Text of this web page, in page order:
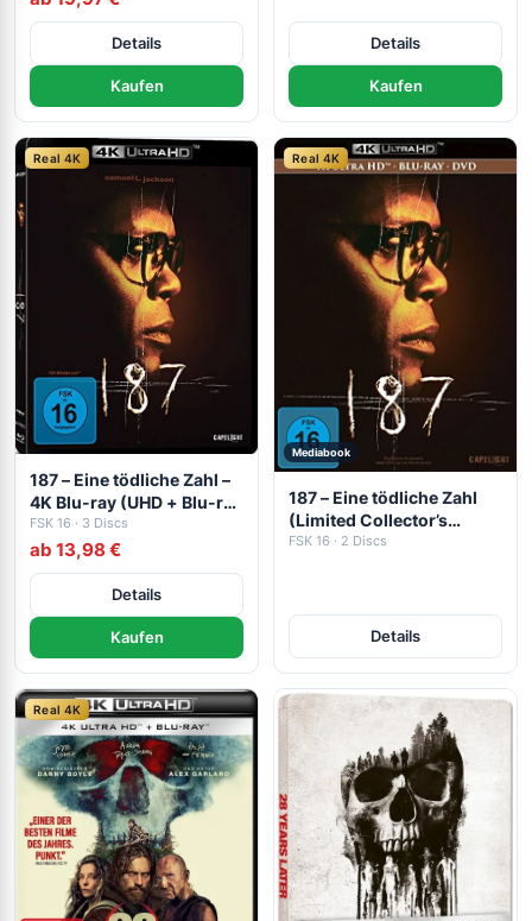
Details
Kaufen
Details
Kaufen
Real 4K
187 – Eine tödliche Zahl –
4K Blu-ray (UHD + Blu-ray
Disc)
FSK 16 · 3 Discs
ab 13,98 €
Details
Kaufen
Real 4K
Mediabook
187 – Eine tödliche Zahl
(Limited Collector’s
Edition) – 4K Mediabook
FSK 16 · 2 Discs
Details
Real 4K